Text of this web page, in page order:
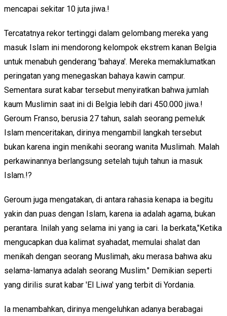
mencapai sekitar 10 juta jiwa.!
Tercatatnya rekor tertinggi dalam gelombang mereka yang
masuk Islam ini mendorong kelompok ekstrem kanan Belgia
untuk menabuh genderang 'bahaya'. Mereka memaklumatkan
peringatan yang menegaskan bahaya kawin campur.
Sementara surat kabar tersebut menyiratkan bahwa jumlah
kaum Muslimin saat ini di Belgia lebih dari 450.000 jiwa.!
Geroum Franso, berusia 27 tahun, salah seorang pemeluk
Islam menceritakan, dirinya mengambil langkah tersebut
bukan karena ingin menikahi seorang wanita Muslimah. Malah
perkawinannya berlangsung setelah tujuh tahun ia masuk
Islam.!?
Geroum juga mengatakan, di antara rahasia kenapa ia begitu
yakin dan puas dengan Islam, karena ia adalah agama, bukan
perantara. Inilah yang selama ini yang ia cari. Ia berkata,"Ketika
mengucapkan dua kalimat syahadat, memulai shalat dan
menikah dengan seorang Muslimah, aku merasa bahwa aku
selama-lamanya adalah seorang Muslim." Demikian seperti
yang dirilis surat kabar 'El Liwa' yang terbit di Yordania.
Ia menambahkan, dirinya mengeluhkan adanya berabagai